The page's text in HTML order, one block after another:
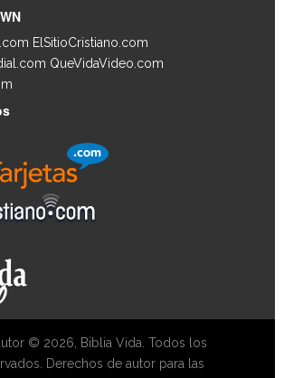
ElSitioCristiano.com
QueVidaVideo.com
© 2026, Biblia Vida. Todos los
Derechos de autor para las